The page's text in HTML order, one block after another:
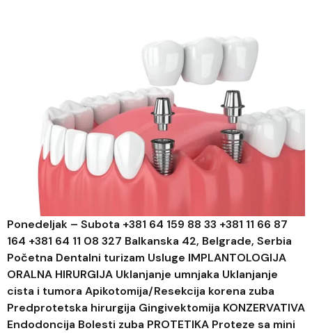
Ponedeljak – Subota +381 64 159 88 33 +381 11 66 87
164 +381 64 11 08 327 Balkanska 42, Belgrade, Serbia
Početna Dentalni turizam Usluge IMPLANTOLOGIJA
ORALNA HIRURGIJA Uklanjanje umnjaka Uklanjanje
cista i tumora Apikotomija/Resekcija korena zuba
Predprotetska hirurgija Gingivektomija KONZERVATIVA
Endodoncija Bolesti zuba PROTETIKA Proteze sa mini